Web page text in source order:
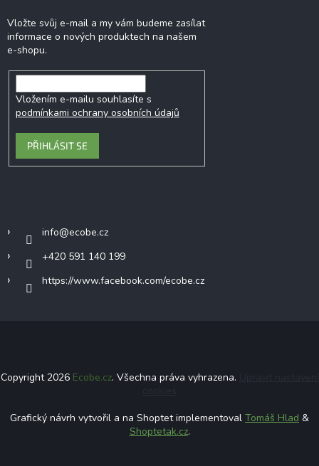
Vložte svůj e-mail a my vám budeme zasílat
informace o nových produktech na našem
e-shopu.
Vložením e-mailu souhlasíte s
podmínkami ochrany osobních údajů
PŘIHLÁSIT SE
info@ecobe.cz
+420 591 140 199
https://www.facebook.com/ecobe.cz
Copyright 2026 Ecobe.cz. Všechna práva vyhrazena.
Grafický návrh vytvořil a na Shoptet implementoval Tomáš Hlad &
Shoptetak.cz.